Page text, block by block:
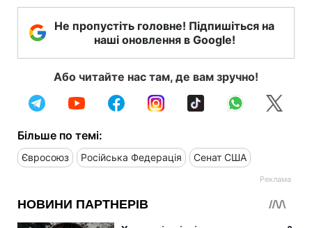
Не пропустіть головне! Підпишіться на
наші оновлення в Google!
Або читайте нас там, де вам зручно!
Більше по темі:
Євросоюз Російська Федерація Сенат США